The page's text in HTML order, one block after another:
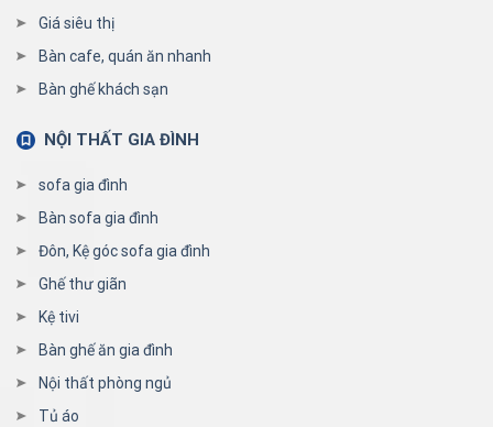
Giá siêu thị
Bàn cafe, quán ăn nhanh
Bàn ghế khách sạn
NỘI THẤT GIA ĐÌNH
sofa gia đình
Bàn sofa gia đình
Đôn, Kệ góc sofa gia đình
Ghế thư giãn
Kệ tivi
Bàn ghế ăn gia đình
Nội thất phòng ngủ
Tủ áo